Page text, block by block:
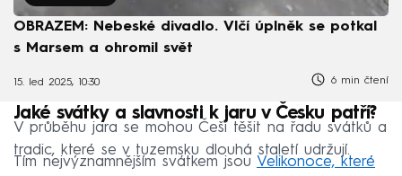
OBRAZEM: Nebeské divadlo. Vlčí úplněk se potkal
s Marsem a ohromil svět
15. led 2025, 10:30 6 min čtení
Jaké svátky a slavnosti k jaru v Česku patří?
V průběhu jara se mohou Češi těšit na řadu svátků a
tradic, které se v tuzemsku dlouhá staletí udržují.
Tím nejvýznamnějším svátkem jsou Velikonoce, které